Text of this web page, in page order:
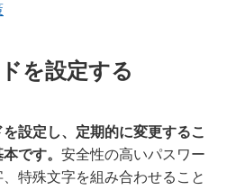
を設定する
設定し、定期的に変更するこ
です。 安全性の高いパスワー
特殊文字を組み合わせること